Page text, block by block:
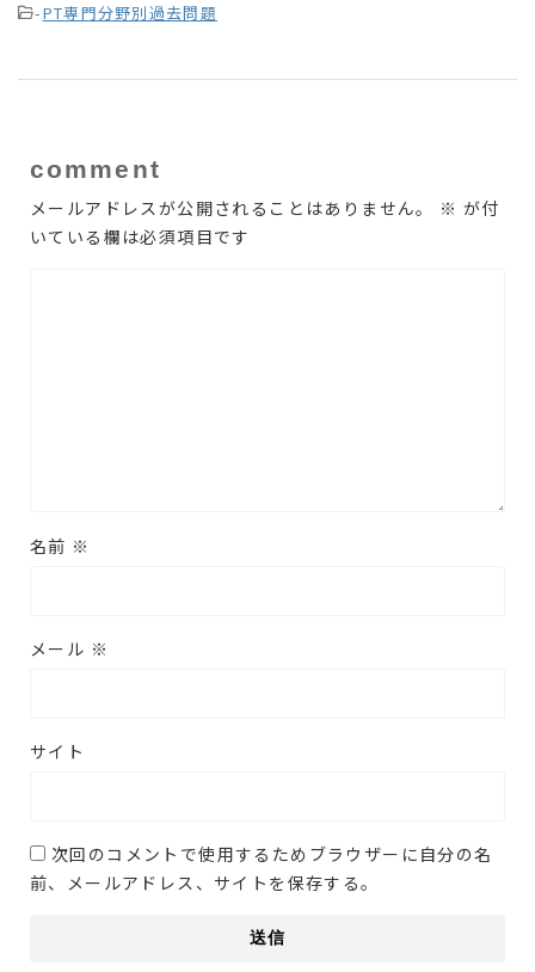
-PT専門分野別過去問題
comment
メールアドレスが公開されることはありません。 ※ が付
いている欄は必須項目です
名前 ※
メール ※
サイト
次回のコメントで使用するためブラウザーに自分の名
前、メールアドレス、サイトを保存する。